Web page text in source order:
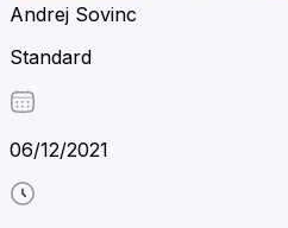
Andrej Sovinc
Standard
06/12/2021